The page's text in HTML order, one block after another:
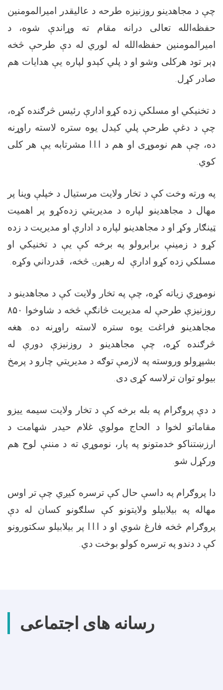
چې د مجاهدينو روزنیزه طرحه د عالیقدر امیرالمومنین
حفظه‌الله تعالی درانه مقام ته وړاندې شوه، د
امیرالمومنین حفظه‌الله له لوري له دې طرحې څخه
ډېر تود هرکلی وشو او د پلي کېدو لپاره یې هدایات هم
صادر کړل.
د تخنيکي او مسلکي زده کړو ادارې رئیس څرګنده کړه،
چې د دغې طرحې پلي کیدل يوه ستره لاسته راوړنه
ده، چې هم نوموړی او هم د ا.ا.ا مشرتابه یې هر کلی
کوي.
په ورته وخت کې د تخار ولايت مرستيال د خپلې وینا پر
مهال د مجاهدينو لپاره د مديريتي زده‌کړو پر اهميت
ټينګار وکړ او د مجاهدینو لپاره د ادارې او مدیریت د زده
کړو د زمینې برابرولو په برخه کې یې د تخنيکي او
مسلکي زده کړو ادارې له رهبرۍ څخه، قدرداني وکړه.
نوموړي زياته کړه، چې په تخار ولايت کې د مجاهدينو د
روزنيزې طرحې له مديريت څانګې څخه د شاوخوا ۸۵۰
مجاهدينو فراغت يوه ستره لاسته راوړنه ده. هغه
څرګنده کړه، چې مجاهدينو د روزنيزې دورې له
بشپړولو وروسته په لازمې توګه د مديريتي چارو د پرمخ
بیولو توان ترلاسه کړى دى.
د دې پروګرام په بله برخه کې د تخار ولایت سیمه ییزو
مقاماتو لخوا د الحاج مولوي غلام حیدر شهامت د
ارزښتناکو خدمتونو په پار، نوموړي ته د مننې لوح هم
ورکړل شو.
دا پروګرام په داسې حال کې ترسره کیږي چې تر اوس
مهاله په بیلابیلو ولایتونو کې سلګونو کسان له دې
پروګرام څخه فارغ شوي او د ا.ا.ا پر بیلابیلو سکتورونو
کې د دندو په ترسره کولو بوخت دي.
رسانه های اجتماعی